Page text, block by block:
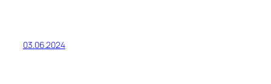
03.06.2024